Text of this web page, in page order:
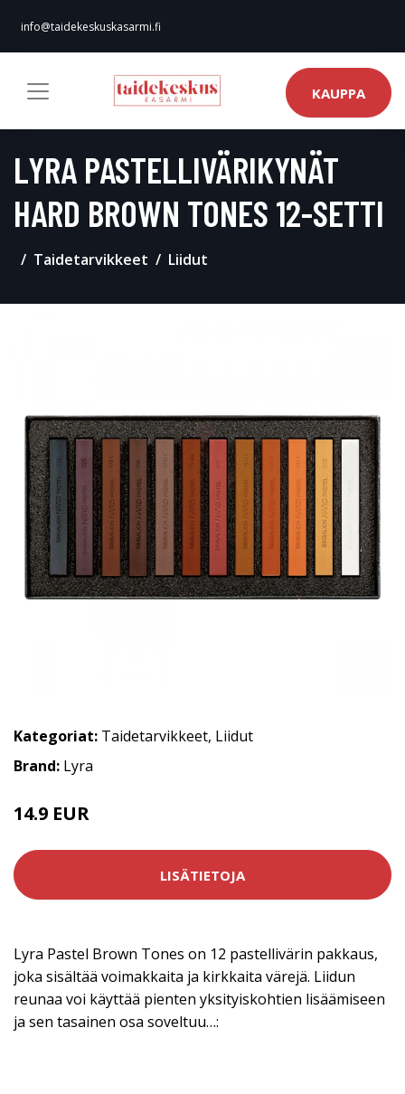
info@taidekeskuskasarmi.fi
KAUPPA
LYRA PASTELLIVÄRIKYNÄT
HARD BROWN TONES 12-SETTI
Taidetarvikkeet Liidut
Kategoriat: Taidetarvikkeet, Liidut
Brand: Lyra
14.9 EUR
LISÄTIETOJA
Lyra Pastel Brown Tones on 12 pastellivärin pakkaus,
joka sisältää voimakkaita ja kirkkaita värejä. Liidun
reunaa voi käyttää pienten yksityiskohtien lisäämiseen
ja sen tasainen osa soveltuu…: